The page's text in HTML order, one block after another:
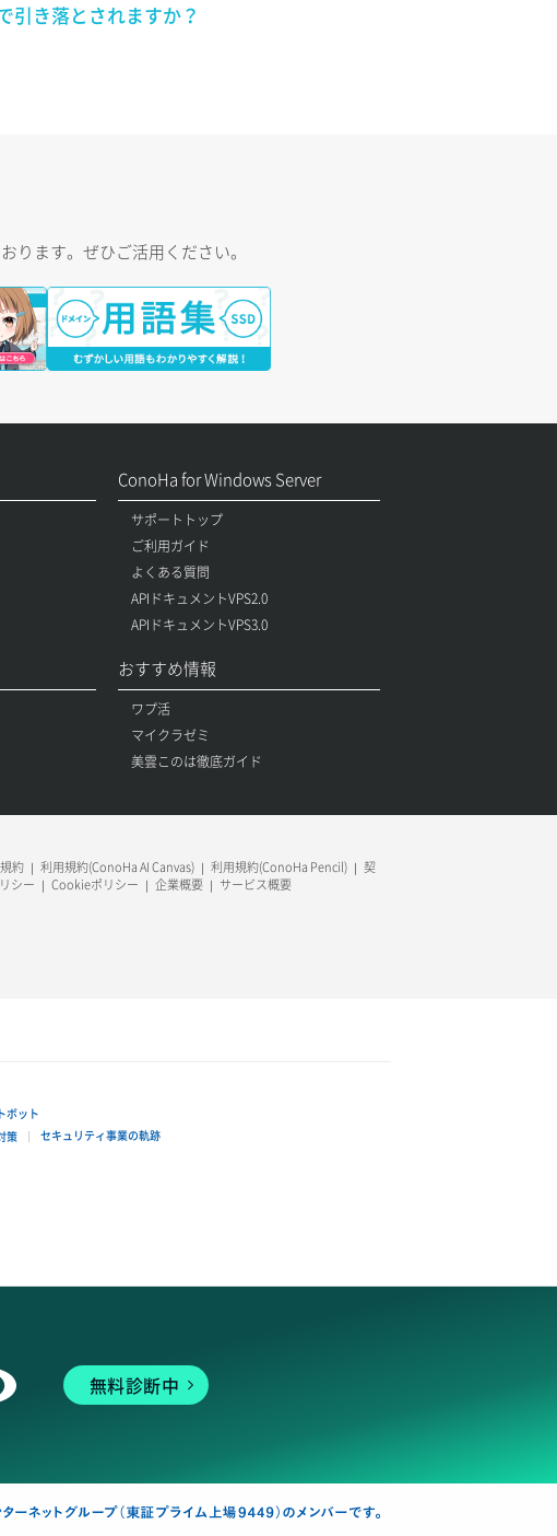
引き落とされますか？
ります。ぜひご活用ください。
ConoHa for Windows Server
サポートトップ
ご利用ガイド
よくある質問
APIドキュメントVPS2.0
APIドキュメントVPS3.0
おすすめ情報
ワプ活
マイクラゼミ
美雲このは徹底ガイド
約 利用規約(ConoHa AI Canvas) 利用規約(ConoHa Pencil)
契
シー Cookieポリシー 企業概要 サービス概要
ボット
策 セキュリティ事業の軌跡
無料診断中